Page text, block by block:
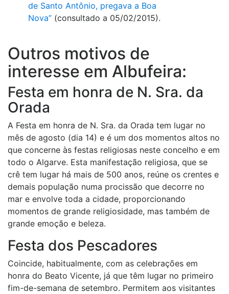
de Santo Antônio, pregava a Boa
Nova” (consultado a 05/02/2015).
Outros motivos de
interesse em Albufeira:
Festa em honra de N. Sra. da
Orada
A Festa em honra de N. Sra. da Orada tem lugar no
mês de agosto (dia 14) e é um dos momentos altos no
que concerne às festas religiosas neste concelho e em
todo o Algarve. Esta manifestação religiosa, que se
crê tem lugar há mais de 500 anos, reúne os crentes e
demais população numa procissão que decorre no
mar e envolve toda a cidade, proporcionando
momentos de grande religiosidade, mas também de
grande emoção e beleza.
Festa dos Pescadores
Coincide, habitualmente, com as celebrações em
honra do Beato Vicente, já que têm lugar no primeiro
fim-de-semana de setembro. Permitem aos visitantes